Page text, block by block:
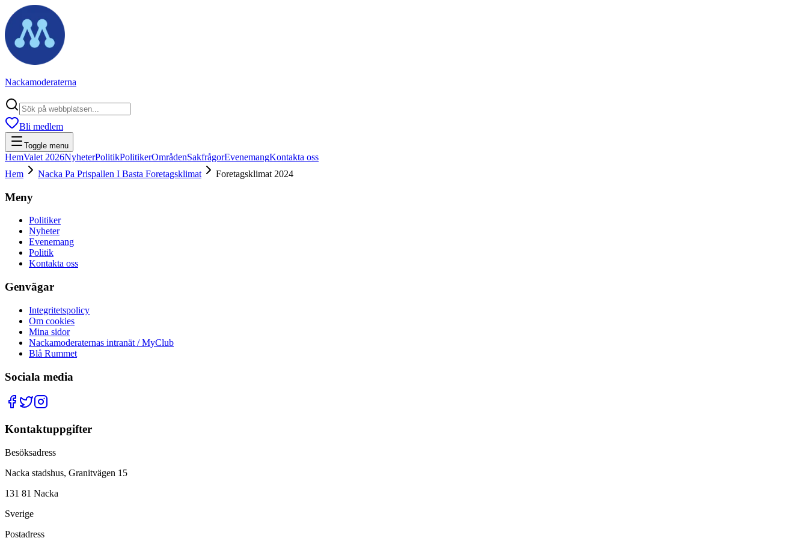
Nackamoderaterna
Bli medlem
Toggle menu
HemValet 2026NyheterPolitikPolitikerOmrådenSakfrågorEvenemangKontakta oss
Hem
Nacka Pa Prispallen I Basta Foretagsklimat Foretagsklimat 2024
Meny
Politiker
Nyheter
Evenemang
Politik
Kontakta oss
Genvägar
Integritetspolicy
Om cookies
Mina sidor
Nackamoderaternas intranät / MyClub
Blå Rummet
Sociala media
Kontaktuppgifter
Besöksadress
Nacka stadshus, Granitvägen 15
131 81 Nacka
Sverige
Postadress